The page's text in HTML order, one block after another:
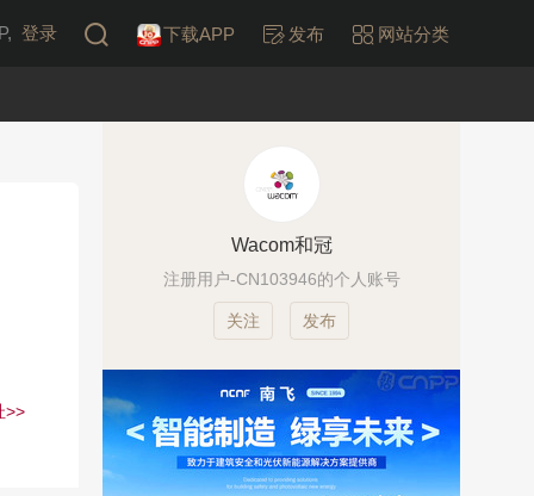
登录 下载APP 发布 网站分类
>>
Wacom和冠
注册用户-CN103946的个人账号
发布